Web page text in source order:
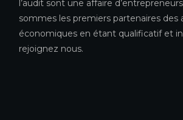
l’audit sont une affaire
sommes les premiers partenaires des
économiques en étant qualificatif et
rejoignez nous.